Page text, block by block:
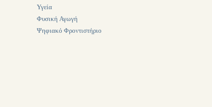
Υγεία
Φυσική Αγωγή
Ψηφιακό Φροντιστήριο